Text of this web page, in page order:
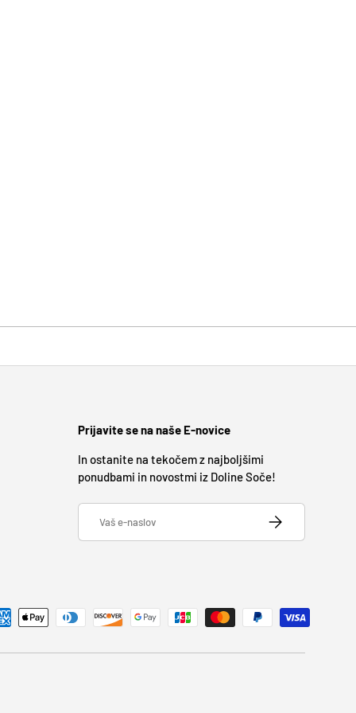
Prijavite se na naše E-novice
In ostanite na tekočem z najboljšimi
ponudbami in novostmi iz Doline Soče!
E-naslov
PRIJAVITE SE